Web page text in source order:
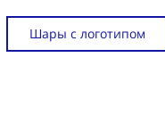
Шары с логотипом